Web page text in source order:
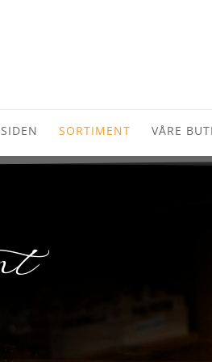
SORTIMENT VÅRE